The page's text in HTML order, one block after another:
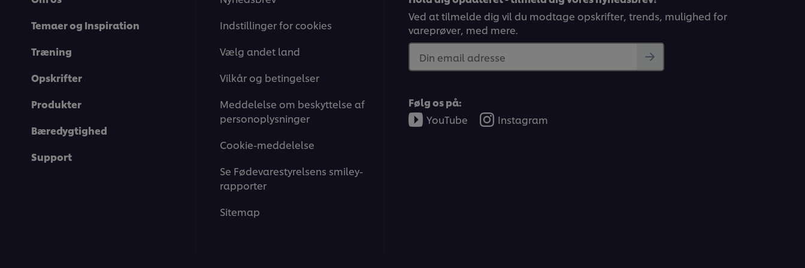
Temaer og Inspiration
Træning
Opskrifter
Produkter
Bæredygtighed
Support
Indstillinger for cookies
Vælg andet land
Vilkår og betingelser
Meddelelse om beskyttelse af
personoplysninger
Cookie-meddelelse
Se Fødevarestyrelsens smiley-
rapporter
Sitemap
Ved at tilmelde dig vil du modtage opskrifter, trends, mulighed for
vareprøver, med mere.
Din email adresse
Følg os på:
YouTube
Instagram